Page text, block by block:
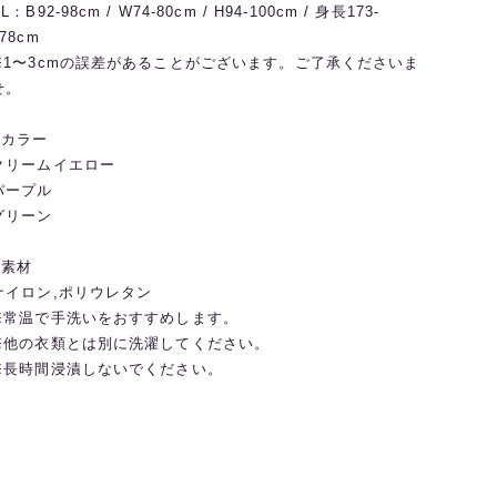
：B92-98cm / W74-80cm / H94-100cm / 身長173-
〜3cmの誤差があることがございます。ご了承くださいま
ラー
リームイエロー
ープル
リーン
材
イロン,ポリウレタン
温で手洗いをおすすめします。
の衣類とは別に洗濯してください。
時間浸漬しないでください。